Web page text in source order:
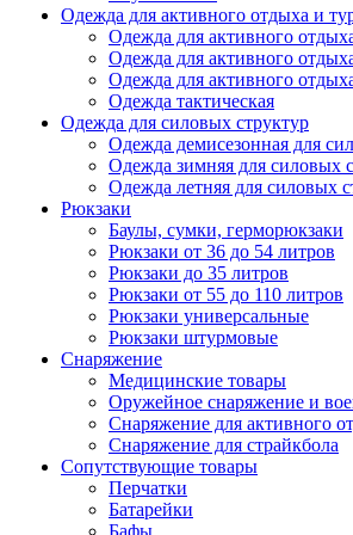
Одежда для активного отдыха и
Одежда для активного
Одежда для активного
Одежда для активного
Одежда тактическая
Одежда для силовых структур
Одежда демисезонная для
Одежда зимняя для силовых
Одежда летняя для силовых
Рюкзаки
Баулы, сумки, герморюкзаки
Рюкзаки от 36 до 54 литров
Рюкзаки до 35 литров
Рюкзаки от 55 до 110 литров
Рюкзаки универсальные
Рюкзаки штурмовые
Снаряжение
Медицинские товары
Оружейное снаряжение и
Снаряжение для активного
Снаряжение для страйкбола
Сопутствующие товары
Перчатки
Батарейки
Бафы